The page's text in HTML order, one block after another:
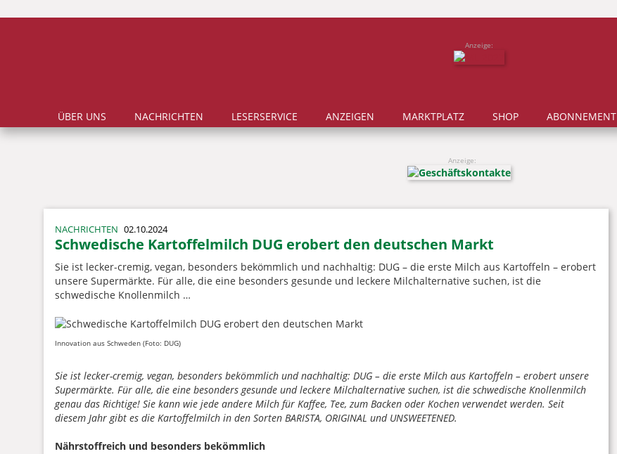
Anzeige:
ÜBER UNS NACHRICHTEN LESERSERVICE ANZEIGEN MARKTPLATZ SHOP ABONNEMENT
Anzeige:
NACHRICHTEN 02.10.2024
Schwedische Kartoffelmilch DUG erobert den deutschen Markt
Sie ist lecker-cremig, vegan, besonders bekömmlich und nachhaltig: DUG – die erste Milch aus Kartoffeln – erobert
unsere Supermärkte. Für alle, die eine besonders gesunde und leckere Milchalternative suchen, ist die
schwedische Knollenmilch …
Innovation aus Schweden (Foto: DUG)
Sie ist lecker-cremig, vegan, besonders bekömmlich und nachhaltig: DUG – die erste Milch aus Kartoffeln – erobert unsere
Supermärkte. Für alle, die eine besonders gesunde und leckere Milchalternative suchen, ist die schwedische Knollenmilch
genau das Richtige! Sie kann wie jede andere Milch für Kaffee, Tee, zum Backen oder Kochen verwendet werden. Seit
diesem Jahr gibt es die Kartoffelmilch in den Sorten BARISTA, ORIGINAL und UNSWEETENED.
Nährstoffreich und besonders bekömmlich